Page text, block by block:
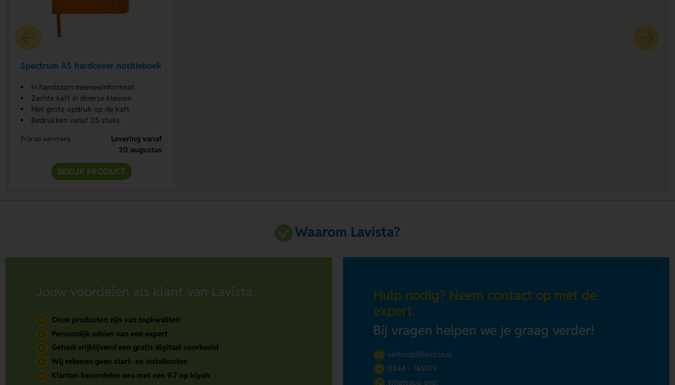
Spectrum A5 hardcover notitieboek
In handzaam meeneemformaat
Zachte kaft in diverse kleuren
Met grote opdruk op de kaft
Bedrukken vanaf 25 stuks
Prijs op aanvraag
Levering vanaf
20 augustus
BEKIJK PRODUCT
Waarom Lavista?
Jouw voordelen als klant van Lavista
Onze producten zijn van topkwaliteit
Persoonlijk advies van een expert
Geheel vrijblijvend een gratis digitaal voorbeeld
Wij rekenen geen start- en instelkosten
Klanten beoordelen ons met een 9.7 op kiyoh
Hulp nodig? Neem contact op met de
expert.
Bij vragen helpen we je graag verder!
verkoop@lavista.nl
0344 - 745109
Whatsapp ons!